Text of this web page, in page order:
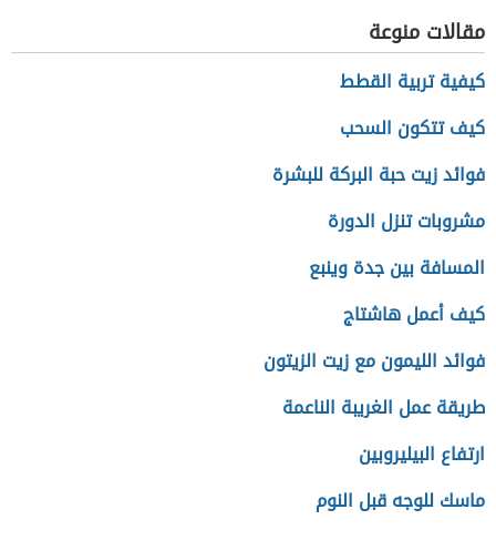
مقالات منوعة
كيفية تربية القطط
كيف تتكون السحب
فوائد زيت حبة البركة للبشرة
مشروبات تنزل الدورة
المسافة بين جدة وينبع
كيف أعمل هاشتاج
فوائد الليمون مع زيت الزيتون
طريقة عمل الغريبة الناعمة
ارتفاع البيليروبين
ماسك للوجه قبل النوم